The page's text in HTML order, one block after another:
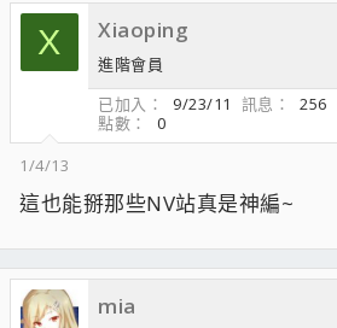
X Xiaoping
進階會員
已加入
9/23/11 訊息 256
點數
0
1/4/13
這也能掰那些NV站真是神編~
mia